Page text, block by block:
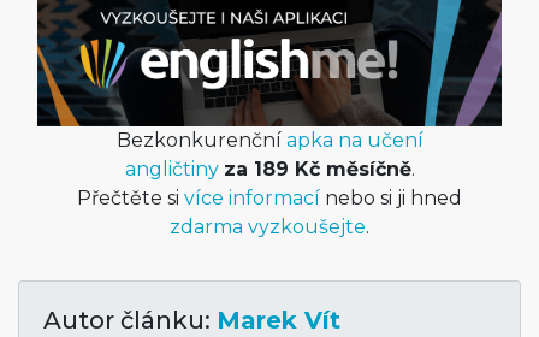
Bezkonkurenční apka na učení
angličtiny za 189 Kč měsíčně.
Přečtěte si více informací nebo si ji hned
zdarma vyzkoušejte.
Autor článku: Marek Vít